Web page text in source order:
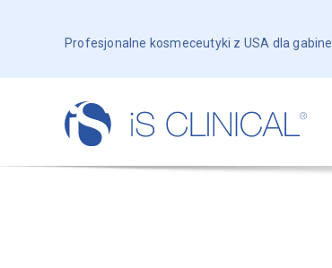
Profesjonalne kosmeceutyki z USA dla